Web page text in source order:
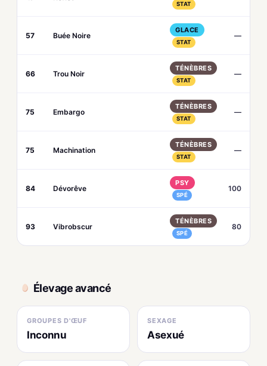
STAT
57 Buée Noire
GLACE
STAT
—
66 Trou Noir
TÉNÈBRES
STAT
—
75 Embargo
TÉNÈBRES
STAT
—
75 Machination
TÉNÈBRES
STAT
—
84 Dévorêve
PSY
SPÉ
100
93 Vibrobscur
TÉNÈBRES
SPÉ
80
Élevage avancé
GROUPES D'ŒUF
Inconnu
SEXAGE
Asexué